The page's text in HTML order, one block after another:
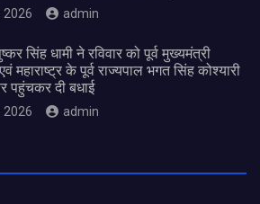
2026 admin
सिंह धामी ने रविवार को पूर्व मुख्यमंत्री
महाराष्ट्र के पूर्व राज्यपाल भगत सिंह कोश्यारी
पहुंचकर दी बधाई
2026 admin